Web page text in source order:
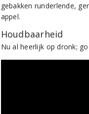
gebakken runderlende,
appel.
Houdbaarheid
Nu al heerlijk op dronk;